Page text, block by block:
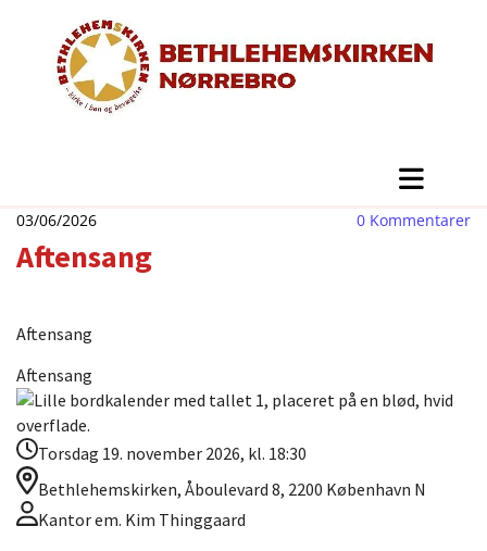
03/06/2026 0 Kommentarer
Aftensang
Aftensang
Aftensang
Torsdag 19. november 2026, kl. 18:30
Bethlehemskirken, Åboulevard 8, 2200 København N
Kantor em. Kim Thinggaard